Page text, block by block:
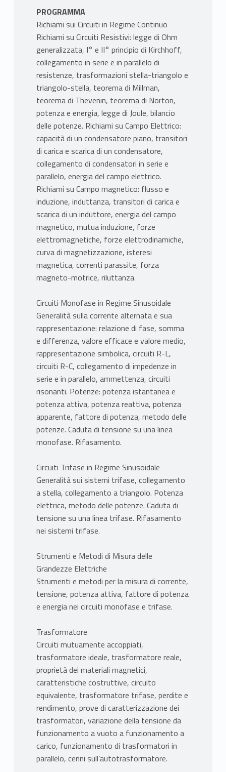
PROGRAMMA
Richiami sui Circuiti in Regime Continuo
Richiami su Circuiti Resistivi: legge di Ohm
generalizzata, I° e II° principio di Kirchhoff,
collegamento in serie e in parallelo di
resistenze, trasformazioni stella-triangolo e
triangolo-stella, teorema di Millman,
teorema di Thevenin, teorema di Norton,
potenza e energia, legge di Joule, bilancio
delle potenze. Richiami su Campo Elettrico:
capacità di un condensatore piano, transitori
di carica e scarica di un condensatore,
collegamento di condensatori in serie e
parallelo, energia del campo elettrico.
Richiami su Campo magnetico: flusso e
induzione, induttanza, transitori di carica e
scarica di un induttore, energia del campo
magnetico, mutua induzione, forze
elettromagnetiche, forze elettrodinamiche,
curva di magnetizzazione, isteresi
magnetica, correnti parassite, forza
magneto-motrice, riluttanza.
Circuiti Monofase in Regime Sinusoidale
Generalità sulla corrente alternata e sua
rappresentazione: relazione di fase, somma
e differenza, valore efficace e valore medio,
rappresentazione simbolica, circuiti R-L,
circuiti R-C, collegamento di impedenze in
serie e in parallelo, ammettenza, circuiti
risonanti. Potenze: potenza istantanea e
potenza attiva, potenza reattiva, potenza
apparente, fattore di potenza, metodo delle
potenze. Caduta di tensione su una linea
monofase. Rifasamento.
Circuiti Trifase in Regime Sinusoidale
Generalità sui sistemi trifase, collegamento
a stella, collegamento a triangolo. Potenza
elettrica, metodo delle potenze. Caduta di
tensione su una linea trifase. Rifasamento
nei sistemi trifase.
Strumenti e Metodi di Misura delle
Grandezze Elettriche
Strumenti e metodi per la misura di corrente,
tensione, potenza attiva, fattore di potenza
e energia nei circuiti monofase e trifase.
Trasformatore
Circuiti mutuamente accoppiati,
trasformatore ideale, trasformatore reale,
proprietà dei materiali magnetici,
caratteristiche costruttive, circuito
equivalente, trasformatore trifase, perdite e
rendimento, prove di caratterizzazione dei
trasformatori, variazione della tensione da
funzionamento a vuoto a funzionamento a
carico, funzionamento di trasformatori in
parallelo, cenni sull’autotrasformatore.